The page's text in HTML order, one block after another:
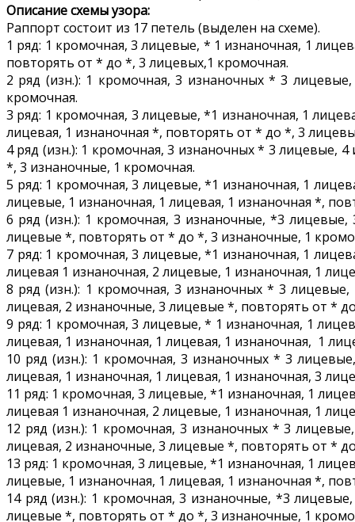
Описание схемы узора:
Раппорт состоит из 17 петель (выделен на схеме).
1 ряд: 1 кромочная, 3 лицевые, * 1 изнаночная, 1
повторять от * до *, 3 лицевых,1 кромочная.
2 ряд (изн.): 1 кромочная, 3 изнаночных * 3
кромочная.
3 ряд: 1 кромочная, 3 лицевые, *1 изнаночная, 1
лицевая, 1 изнаночная *, повторять от * до *, 3
4 ряд (изн.): 1 кромочная, 3 изнаночных * 3 лицевые,
*, 3 изнаночные, 1 кромочная.
5 ряд: 1 кромочная, 3 лицевые, *1 изнаночная, 1
лицевые, 1 изнаночная, 1 лицевая, 1 изнаночная *,
6 ряд (изн.): 1 кромочная, 3 изнаночные, *3
лицевые *, повторять от * до *, 3 изнаночные, 1
7 ряд: 1 кромочная, 3 лицевые, *1 изнаночная, 1
лицевая 1 изнаночная, 2 лицевые, 1 изнаночная, 1
8 ряд (изн.): 1 кромочная, 3 изнаночных * 3
лицевая, 2 изнаночные, 3 лицевые *, повторять от *
9 ряд: 1 кромочная, 3 лицевые, * 1 изнаночная, 1
лицевая, 1 изнаночная, 1 лицевая, 1 изнаночная, 1
10 ряд (изн.): 1 кромочная, 3 изнаночных * 3
лицевая, 1 изнаночная, 1 лицевая, 1 изнаночная, 3
11 ряд: 1 кромочная, 3 лицевые, *1 изнаночная, 1
лицевая 1 изнаночная, 2 лицевые, 1 изнаночная, 1
12 ряд (изн.): 1 кромочная, 3 изнаночных * 3
лицевая, 2 изнаночные, 3 лицевые *, повторять от *
13 ряд: 1 кромочная, 3 лицевые, *1 изнаночная, 1
лицевые, 1 изнаночная, 1 лицевая, 1 изнаночная *,
14 ряд (изн.): 1 кромочная, 3 изнаночные, *3
лицевые *, повторять от * до *, 3 изнаночные, 1